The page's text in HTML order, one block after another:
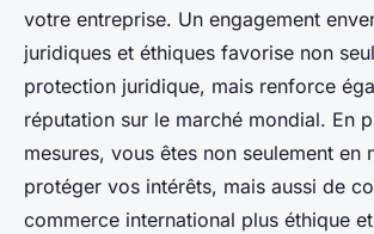
votre entreprise. Un engagement
juridiques et éthiques favorise non
protection juridique, mais renforce
réputation sur le marché mondial. En
mesures, vous êtes non seulement en
protéger vos intérêts, mais aussi de
commerce international plus éthique